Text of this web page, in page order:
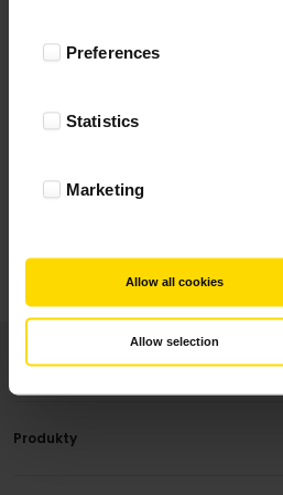
Preferences
Statistics
Marketing
Allow all cookies
Allow selection
Najbardziej pomocne
Produkty